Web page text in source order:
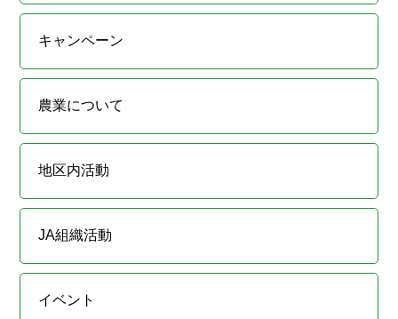
キャンペーン
農業について
地区内活動
JA組織活動
イベント